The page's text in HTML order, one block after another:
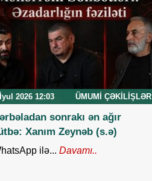
2026 12:03 ÜMUMI ÇƏKILIŞLƏR
sonrakı ən ağır
Xanım Zeynəb (s.ə)
ilə... Davamı..